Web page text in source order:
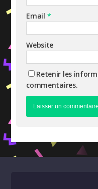
Email *
Website
Retenir les
commentaires.